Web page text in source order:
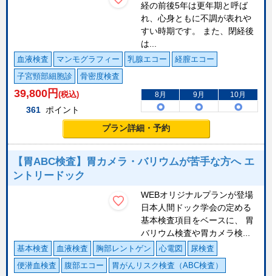
経の前後5年は更年期と呼ば
れ、心身ともに不調が表れや
すい時期です。 また、閉経後
は...
血液検査 マンモグラフィー 乳腺エコー
経膣エコー
子宮頸部細胞診
骨密度検査
39,800 円 (税込)
361 ポイント
8月 9月 10月
プラン詳細・予約
【胃ABC検査】胃カメラ・バリウムが苦手な方へ エ
ントリードック
WEBオリジナルプランが登場
日本人間ドック学会の定める
基本検査項目をベースに、 胃
バリウム検査や胃カメラ検...
基本検査 血液検査 胸部レントゲン 心電図
尿検査
便潜血検査
腹部エコー 胃がんリスク検査（ABC検査）